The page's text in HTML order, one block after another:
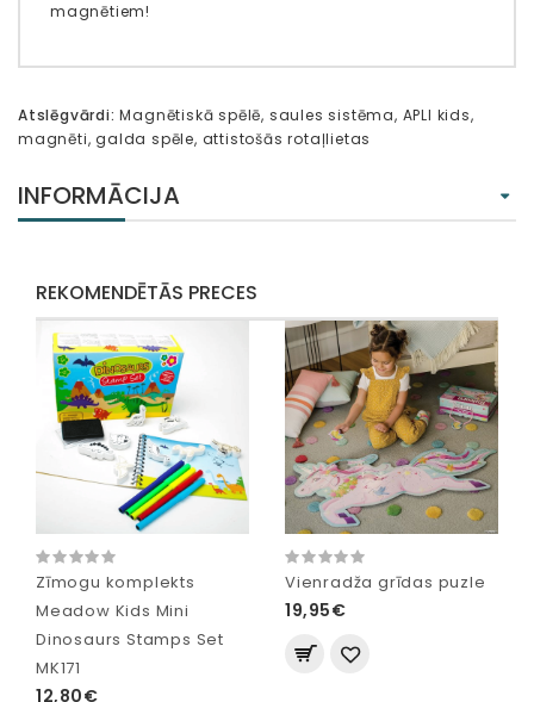
magnētiem!
Atslēgvārdi: Magnētiskā spēlē, saules sistēma, APLI kids,
magnēti,galda spēle, attistošās rotaļlietas
INFORMĀCIJA
REKOMENDĒTĀS PRECES
Zīmogu komplekts
Meadow Kids Mini
Dinosaurs Stamps Set
MK171
12,80€
Vienradža grīdas puzle
19,95€